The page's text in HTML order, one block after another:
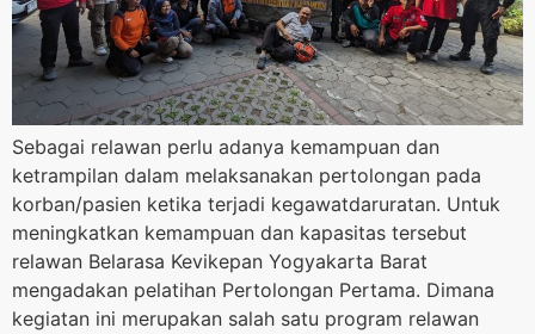
Sebagai relawan perlu adanya kemampuan dan
ketrampilan dalam melaksanakan pertolongan pada
korban/pasien ketika terjadi kegawatdaruratan. Untuk
meningkatkan kemampuan dan kapasitas tersebut
relawan Belarasa Kevikepan Yogyakarta Barat
mengadakan pelatihan Pertolongan Pertama. Dimana
kegiatan ini merupakan salah satu program relawan